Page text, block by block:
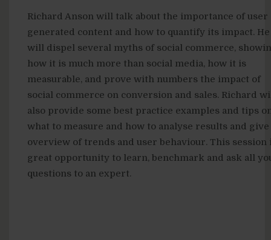
Richard Anson will talk about the importance of user
generated content and how to quantify its impact. He
will dispel several myths of social commerce,
how it is much more than social media, how it is
measurable, and prove with numbers the impact of
social commerce on conversion and sales. Richard
also provide some best practice examples and tips
what to measure and how to analyse results and give
overview of trends and user behaviour. This session
great opportunity to learn, benchmark and ask all
questions to an expert.